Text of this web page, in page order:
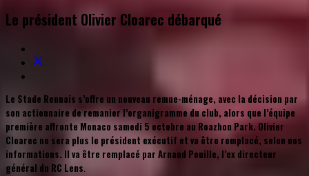
Le président Olivier Cloarec débarqué
Le Stade Rennais s’offre un nouveau remue-ménage, avec la décision par
son actionnaire de remanier l’organigramme du club, alors que l’équipe
première affronte Monaco samedi 5 octobre au Roazhon Park. Olivier
Cloarec ne sera plus le président exécutif et va être remplacé, selon nos
informations. Il va être remplacé par Arnaud Pouille, l’ex directeur
général du RC Lens.